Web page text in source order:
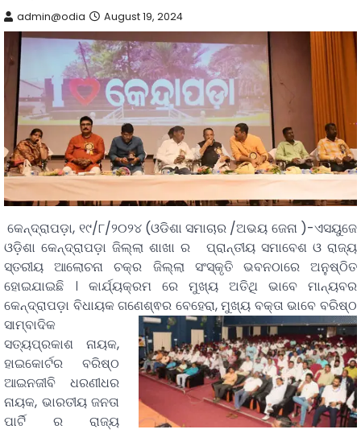
admin@odia August 19, 2024
କେନ୍ଦ୍ରାପଡ଼ା, ୧୯/୮/୨୦୨୪ (ଓଡିଶା ସମାଚାର /ଅଭୟ ଜେନା )-ଏସୟୁଜେ
ଓଡ଼ିଶା କେନ୍ଦ୍ରାପଡ଼ା ଜିଲ୍ଲା ଶାଖା ର ପ୍ରାନ୍ତୀୟ ସମାବେଶ ଓ ରାଜ୍ୟ
ସ୍ତରୀୟ ଆଲୋଚନା ଚକ୍ର ଜିଲ୍ଲା ସଂସ୍କୃତି ଭବନଠାରେ ଅନୁଷ୍ଠିତ
ହୋଇଯାଇଛି । କାର୍ଯ୍ୟକ୍ରମ ରେ ମୁଖ୍ୟ ଅତିଥି ଭାବେ ମାନ୍ୟବର
କେନ୍ଦ୍ରାପଡ଼ା ବିଧାୟକ ଗଣେଶ୍ଵର ବେହେରା,ମୁଖ୍ୟ ବକ୍ତା ଭାବେ ବରିଷ୍ଠ
ସାମ୍ବାଦିକ
ସତ୍ୟପ୍ରକାଶ ନାୟକ,
ହାଇକୋର୍ଟର ବରିଷ୍ଠ
ଆଇନଜୀବି ଧରଣୀଧର
ନାୟକ, ଭାରତୀୟ ଜନତା
ପାର୍ଟି ର ରାଜ୍ୟ